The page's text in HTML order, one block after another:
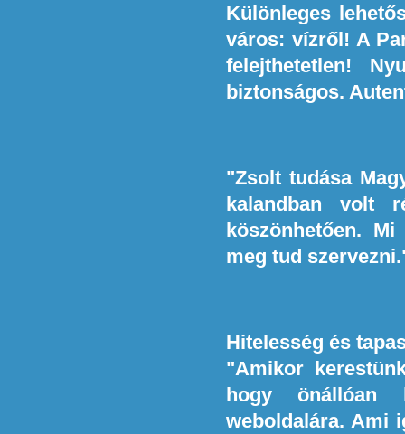
Különleges
város: vízről! A
felejthetetlen!
biztonságos.
"Zsolt tudása
kalandban volt
köszönhetően.
meg tud
Hitelesség és
"Amikor
hogy önállóan
weboldalára. Ami